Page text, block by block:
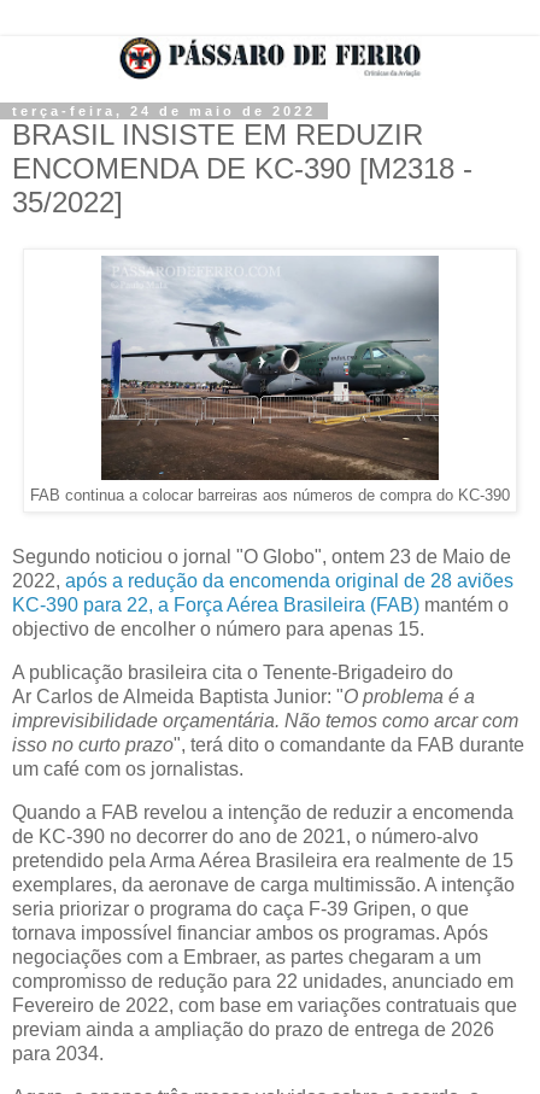
terça-feira, 24 de maio de 2022
BRASIL INSISTE EM REDUZIR
ENCOMENDA DE KC-390 [M2318 -
35/2022]
FAB continua a colocar barreiras aos números de compra do KC-390
Segundo noticiou o jornal "O Globo", ontem 23 de Maio de
2022, após a redução da encomenda original de 28 aviões
KC-390 para 22, a Força Aérea Brasileira (FAB) mantém o
objectivo de encolher o número para apenas 15.
A publicação brasileira cita o Tenente-Brigadeiro do
Ar Carlos de Almeida Baptista Junior: "O problema é a
imprevisibilidade orçamentária. Não temos como arcar com
isso no curto prazo", terá dito o comandante da FAB durante
um café com os jornalistas.
Quando a FAB revelou a intenção de reduzir a encomenda
de KC-390 no decorrer do ano de 2021, o número-alvo
pretendido pela Arma Aérea Brasileira era realmente de 15
exemplares, da aeronave de carga multimissão. A intenção
seria priorizar o programa do caça F-39 Gripen, o que
tornava impossível financiar ambos os programas. Após
negociações com a Embraer, as partes chegaram a um
compromisso de redução para 22 unidades, anunciado em
Fevereiro de 2022, com base em variações contratuais que
previam ainda a ampliação do prazo de entrega de 2026
para 2034.